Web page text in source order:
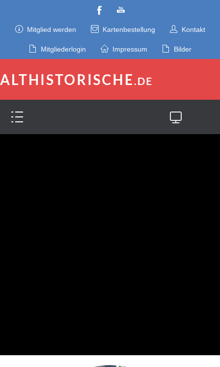
Mitglied werden Kartenbestellung Kontakt
Mitgliederlogin Impressum Bilder